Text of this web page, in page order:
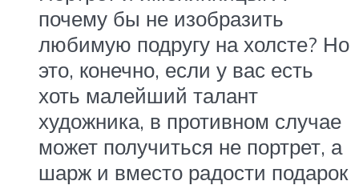
почему бы не изобразить
любимую подругу на холсте? Но
это, конечно, если у вас есть
хоть малейший талант
художника, в противном случае
может получиться не портрет, а
шарж и вместо радости подарок